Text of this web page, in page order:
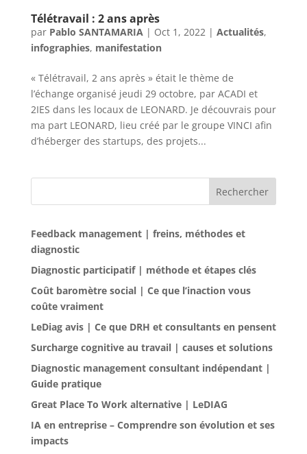
Télétravail : 2 ans après
par Pablo SANTAMARIA| Oct 1, 2022| Actualités,
infographies, manifestation
« Télétravail, 2 ans après » était le thème de
l’échange organisé jeudi 29 octobre, par ACADI et
2IES dans les locaux de LEONARD. Je découvrais pour
ma part LEONARD, lieu créé par le groupe VINCI afin
d’héberger des startups, des projets...
Rechercher
Feedback management | freins, méthodes et
diagnostic
Diagnostic participatif | méthode et étapes clés
Coût baromètre social | Ce que l’inaction vous
coûte vraiment
LeDiag avis | Ce que DRH et consultants en pensent
Surcharge cognitive au travail | causes et solutions
Diagnostic management consultant indépendant |
Guide pratique
Great Place To Work alternative | LeDIAG
IA en entreprise – Comprendre son évolution et ses
impacts